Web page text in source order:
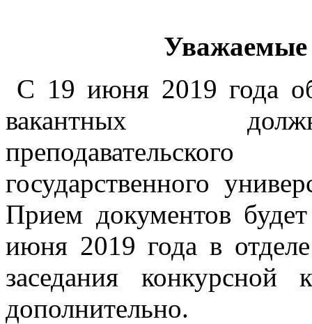
Уважаемые
С 19 июня 2019 года
вакантных
государственного
Прием документов
июня 2019 года в
заседания конкурсной
дополнительно.